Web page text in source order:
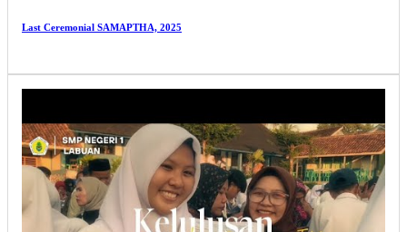
Last Ceremonial SAMAPTHA, 2025